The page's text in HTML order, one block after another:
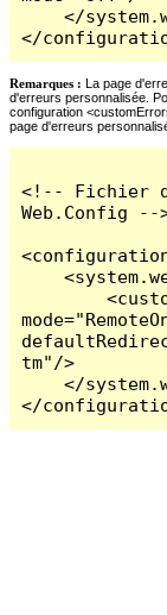
    </system.web>
</
Remarques : La page
d'erreurs personnalisée.
configuration
page d'erreurs
<!-- Fichier
Web.Config --
    <system.web>
        <customErrors
tm"/>
    </system.web>
</